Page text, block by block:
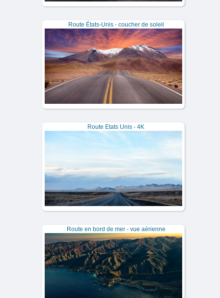
Route États-Unis - coucher de soleil
Route Etats Unis - 4K
Route en bord de mer - vue aérienne